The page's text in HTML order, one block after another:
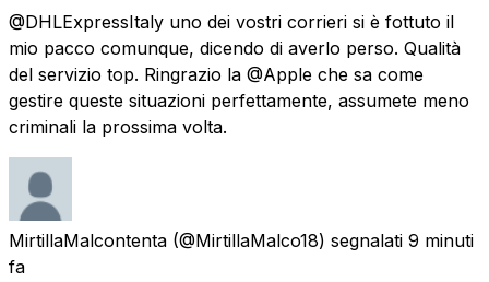
@DHLExpressItaly uno dei vostri corrieri si è fottuto il
mio pacco comunque, dicendo di averlo perso. Qualità
del servizio top. Ringrazio la @Apple che sa come
gestire queste situazioni perfettamente, assumete meno
criminali la prossima volta.
MirtillaMalcontenta (@MirtillaMalco18) segnalati 9 minuti
fa